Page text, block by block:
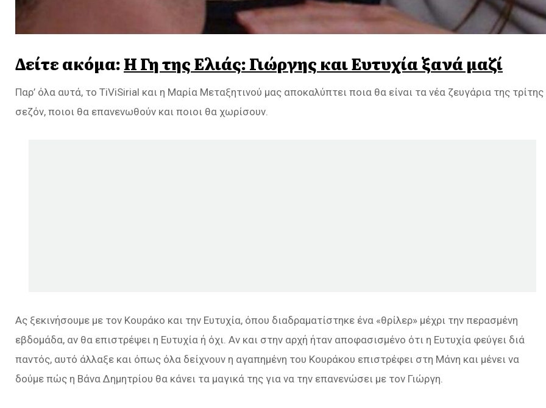
Δείτε ακόμα:Η Γη της Ελιάς: Γιώργης και Ευτυχία ξανά μαζί
Παρ’ όλα αυτά, το TiViSirial και η Μαρία Μεταξητινού μας αποκαλύπτει ποια θα είναι τα νέα ζευγάρια της τρίτης
σεζόν, ποιοι θα επανενωθούν και ποιοι θα χωρίσουν.
Ας ξεκινήσουμε με τον Κουράκο και την Ευτυχία, όπου διαδραματίστηκε ένα «θρίλερ» μέχρι την περασμένη
εβδομάδα, αν θα επιστρέψει η Ευτυχία ή όχι. Αν και στην αρχή ήταν αποφασισμένο ότι η Ευτυχία φεύγει διά
παντός, αυτό άλλαξε και όπως όλα δείχνουν η αγαπημένη του Κουράκου επιστρέφει στη Μάνη και μένει να
δούμε πώς η Βάνα Δημητρίου θα κάνει τα μαγικά της για να την επανενώσει με τον Γιώργη.